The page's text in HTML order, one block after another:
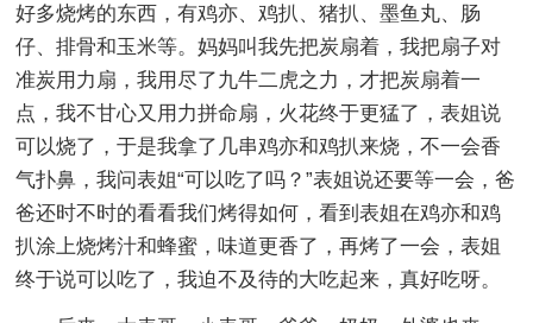
好多烧烤的东西，有鸡亦、鸡扒、猪扒、墨鱼丸、肠
仔、排骨和玉米等。妈妈叫我先把炭扇着，我把扇子对
准炭用力扇，我用尽了九牛二虎之力，才把炭扇着一
点，我不甘心又用力拼命扇，火花终于更猛了，表姐说
可以烧了，于是我拿了几串鸡亦和鸡扒来烧，不一会香
气扑鼻，我问表姐“可以吃了吗？”表姐说还要等一会，爸
爸还时不时的看看我们烤得如何，看到表姐在鸡亦和鸡
扒涂上烧烤汁和蜂蜜，味道更香了，再烤了一会，表姐
终于说可以吃了，我迫不及待的大吃起来，真好吃呀。